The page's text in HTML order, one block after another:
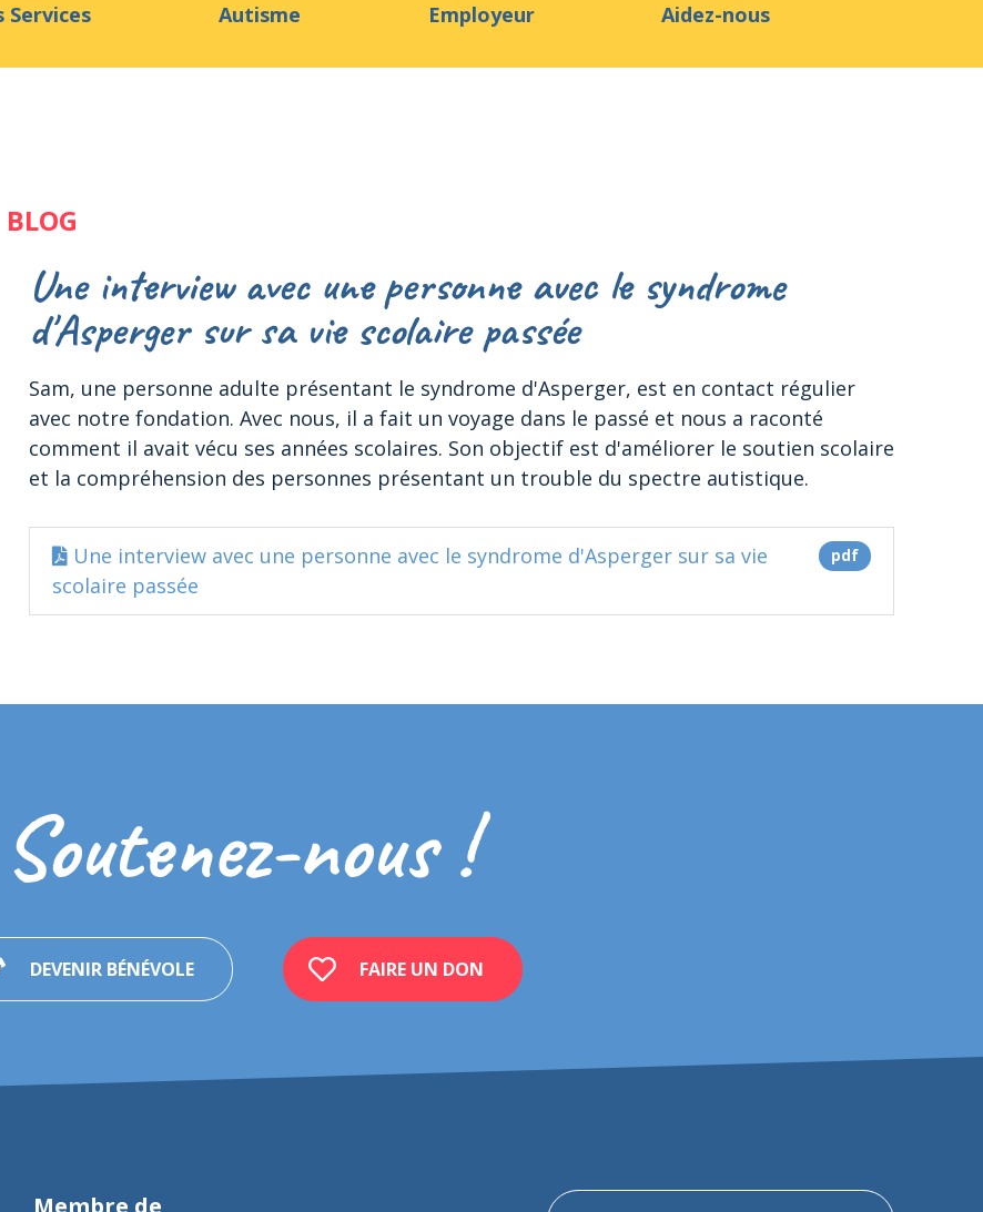
Services Autisme Employeur Aidez-nous
BLOG
Une interview avec une personne avec le syndrome
d'Asperger sur sa vie scolaire passée
Sam, une personne adulte présentant le syndrome d'Asperger, est en contact régulier
avec notre fondation. Avec nous, il a fait un voyage dans le passé et nous a raconté
comment il avait vécu ses années scolaires. Son objectif est d'améliorer le soutien scolaire
et la compréhension des personnes présentant un trouble du spectre autistique.
pdf
Une interview avec une personne avec le syndrome d'Asperger sur sa vie
scolaire passée
Soutenez-nous !
DEVENIR BÉNÉVOLE FAIRE UN DON
Membre de